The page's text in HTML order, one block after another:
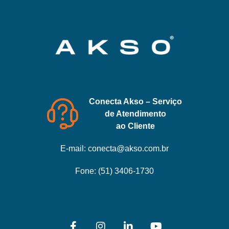
Conecta Akso – Serviço
de Atendimento
ao Cliente
E-mail: conecta@akso.com.br
Fone: (51) 3406-1730